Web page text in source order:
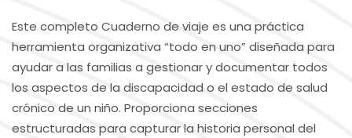
Este completo Cuaderno de viaje es una práctica
herramienta organizativa “todo en uno” diseñada para
ayudar a las familias a gestionar y documentar todos
los aspectos de la discapacidad o el estado de salud
crónico de un niño. Proporciona secciones
estructuradas para capturar la historia personal del